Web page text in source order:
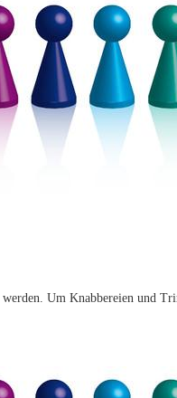
Um Knabbereien und